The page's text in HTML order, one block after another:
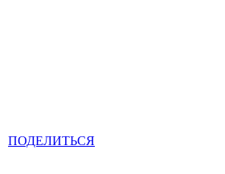
ПОДЕЛИТЬСЯ